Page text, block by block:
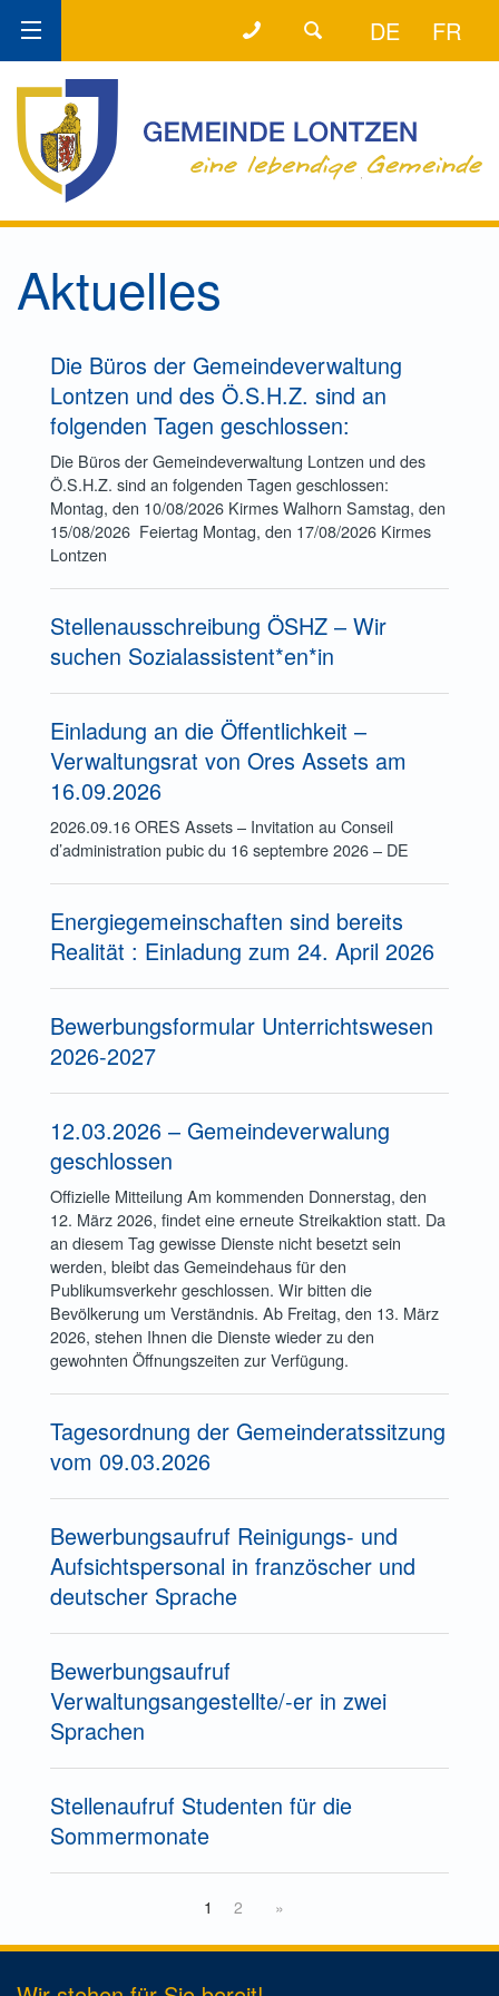
FR
DE
DER DIREKTE DRAHT! +32 (0) 87 89 80 58
Aktuelles
Die Büros der Gemeindeverwaltung
Lontzen und des Ö.S.H.Z. sind an
folgenden Tagen geschlossen:
Die Büros der Gemeindeverwaltung Lontzen und des
Ö.S.H.Z. sind an folgenden Tagen geschlossen:
Montag, den 10/08/2026 Kirmes Walhorn Samstag, den
15/08/2026 Feiertag Montag, den 17/08/2026 Kirmes
Lontzen
Stellenausschreibung ÖSHZ – Wir
suchen Sozialassistent*en*in
Einladung an die Öffentlichkeit –
Verwaltungsrat von Ores Assets am
16.09.2026
2026.09.16 ORES Assets – Invitation au Conseil
d’administration pubic du 16 septembre 2026 – DE
Energiegemeinschaften sind bereits
Realität : Einladung zum 24. April 2026
Bewerbungsformular Unterrichtswesen
2026-2027
12.03.2026 – Gemeindeverwalung
geschlossen
Offizielle Mitteilung Am kommenden Donnerstag, den
12. März 2026, findet eine erneute Streikaktion statt. Da
an diesem Tag gewisse Dienste nicht besetzt sein
werden, bleibt das Gemeindehaus für den
Publikumsverkehr geschlossen. Wir bitten die
Bevölkerung um Verständnis. Ab Freitag, den 13. März
2026, stehen Ihnen die Dienste wieder zu den
gewohnten Öffnungszeiten zur Verfügung.
Tagesordnung der Gemeinderatssitzung
vom 09.03.2026
Bewerbungsaufruf Reinigungs- und
Aufsichtspersonal in französcher und
deutscher Sprache
Bewerbungsaufruf
Verwaltungsangestellte/-er in zwei
Sprachen
Stellenaufruf Studenten für die
Sommermonate
1 2 »